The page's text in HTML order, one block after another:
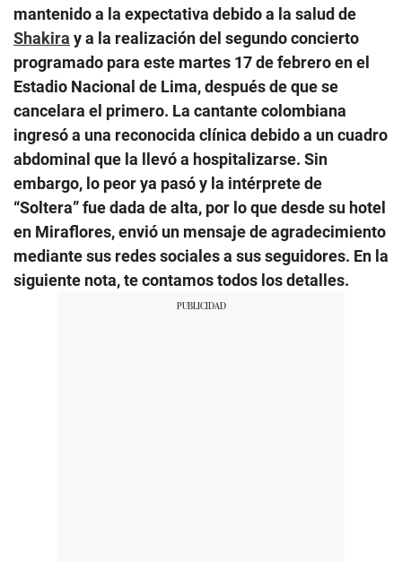
mantenido a la expectativa debido a la salud de
Shakira y a la realización del segundo concierto
programado para este martes 17 de febrero en el
Estadio Nacional de Lima, después de que se
cancelara el primero. La cantante colombiana
ingresó a una reconocida clínica debido a un cuadro
abdominal que la llevó a hospitalizarse. Sin
embargo, lo peor ya pasó y la intérprete de
“Soltera” fue dada de alta, por lo que desde su hotel
en Miraflores, envió un mensaje de agradecimiento
mediante sus redes sociales a sus seguidores. En la
siguiente nota, te contamos todos los detalles.